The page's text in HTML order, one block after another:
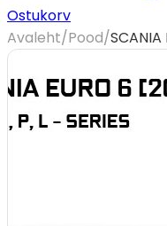
Ostukorv
Avaleht/Pood/SCANIA